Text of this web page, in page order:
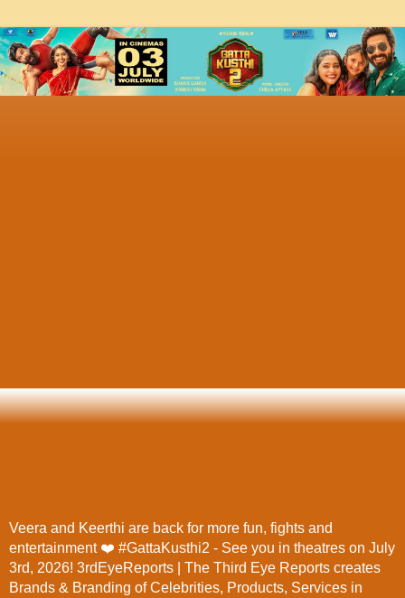
Veera and Keerthi are back for more fun, fights and
entertainment ❤️ #GattaKusthi2 - See you in theatres on July
3rd, 2026! 3rdEyeReports | The Third Eye Reports creates
Brands & Branding of Celebrities, Products, Services in